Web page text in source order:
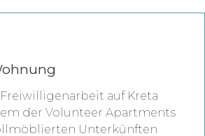
auf Kreta
der Volunteer Apartments
Unterkünften